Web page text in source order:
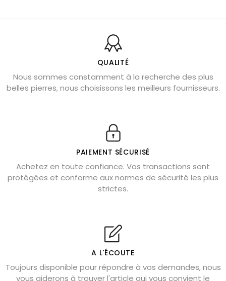
Bienfaits de la sélénite – pierre des anges
L’améthyste est-elle faite pour moi ?
Chrysocolle : pierre apaisante
Obsidienne dorée : vertus et signification
Véritable citrine naturelle non chauffée
Où placer la citrine dans la maison
Cornaline : propriétés magiques
Capricorne : quelles pierres choisir
Shungite : purification et protection
Bagues en labradorite argent 925
Lapis lazuli : propriétés et précautions
QUALITÉ
Nous sommes constamment à la recherche des plus
belles pierres, nous choisissons les meilleurs fournisseurs.
PAIEMENT SÉCURISÉ
Achetez en toute confiance. Vos transactions sont
protégées et conforme aux normes de sécurité les plus
strictes.
A L'ÉCOUTE
Toujours disponible pour répondre à vos demandes, nous
vous aiderons à trouver l'article qui vous convient le